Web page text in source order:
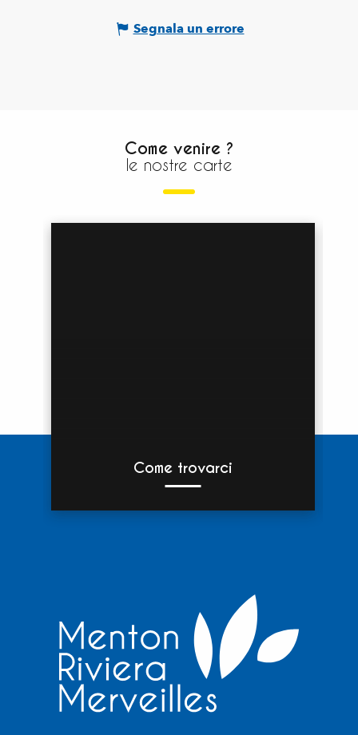
Segnala un errore
Come venire ?
le nostre carte
Come trovarci